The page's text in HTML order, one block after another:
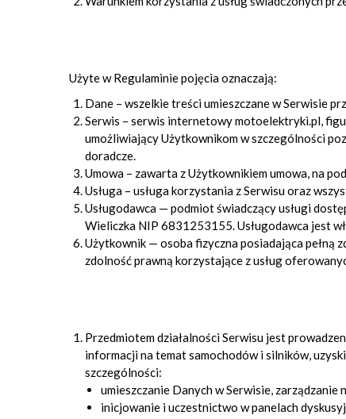
Użyte w Regulaminie pojęcia oznaczają:
Dane – wszelkie treści umieszczane w Serwisie
Serwis – serwis internetowy motoelektryki.pl,
umożliwiający Użytkownikom w szczególności
doradcze.
Umowa – zawarta z Użytkownikiem umowa, na
Usługa – usługa korzystania z Serwisu oraz
Usługodawca — podmiot świadczący usługi
Wieliczka NIP 6831253155. Usługodawca jest
Użytkownik — osoba fizyczna posiadająca pełną
zdolność prawną korzystające z usług
Przedmiotem działalności Serwisu jest
informacji na temat samochodów i silników,
szczególności:
umieszczanie Danych w Serwisie,
inicjowanie i uczestnictwo w panelach